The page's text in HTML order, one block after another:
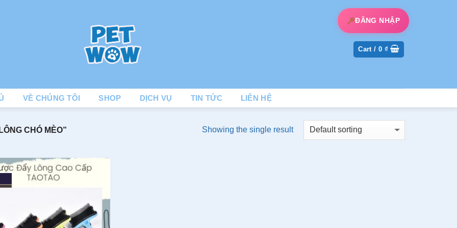
Cart / 0 ₫
VỀ CHÚNG TÔI SHOP DỊCH VỤ TIN TỨC LIÊN HỆ
CHÓ MÈO” Showing the single result
Add to wishlist
ĐĂNG NHẬP